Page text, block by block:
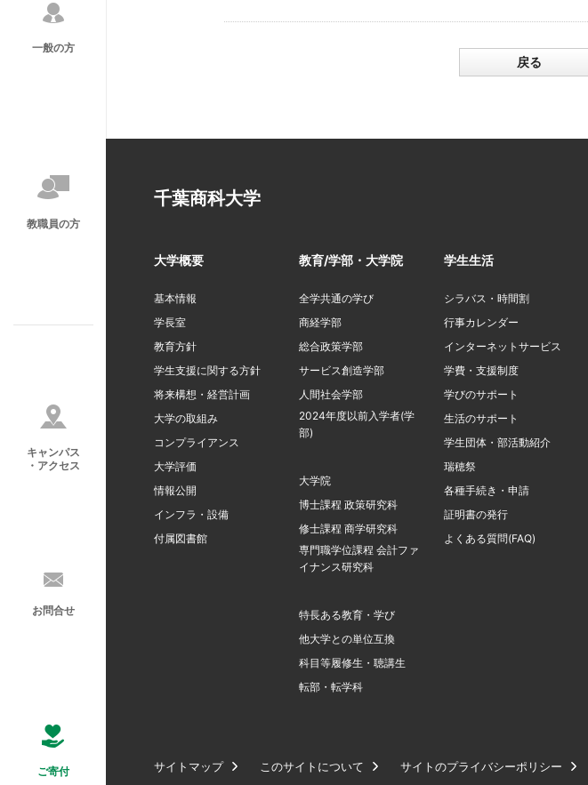
戻る
千葉商科大学
大学概要
基本情報
学長室
教育方針
学生支援に関する方針
将来構想・経営計画
大学の取組み
コンプライアンス
大学評価
情報公開
インフラ・設備
付属図書館
教育/学部・大学院
全学共通の学び
商経学部
総合政策学部
サービス創造学部
人間社会学部
2024年度以前入学者(学
部)
大学院
博士課程 政策研究科
修士課程 商学研究科
専門職学位課程 会計ファ
イナンス研究科
特長ある教育・学び
他大学との単位互換
科目等履修生・聴講生
転部・転学科
学生生活
シラバス・時間割
行事カレンダー
インターネットサービス
学費・支援制度
学びのサポート
生活のサポート
学生団体・部活動紹介
瑞穂祭
各種手続き・申請
証明書の発行
よくある質問(FAQ)
サイトマップ このサイトについて サイトのプライバシーポリシー
一般の方
教職員の方
キャンパス
・アクセス
お問合せ
ご寄付